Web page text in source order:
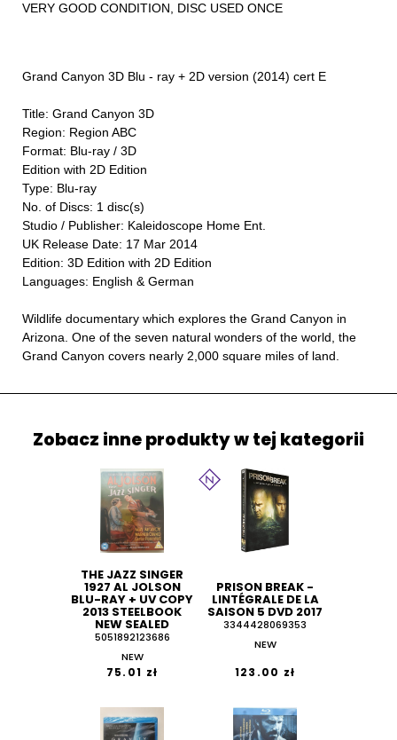
VERY GOOD CONDITION, DISC USED ONCE
Grand Canyon 3D Blu - ray + 2D version (2014) cert E
Title: Grand Canyon 3D
Region: Region ABC
Format: Blu-ray / 3D
Edition with 2D Edition
Type: Blu-ray
No. of Discs: 1 disc(s)
Studio / Publisher: Kaleidoscope Home Ent.
UK Release Date: 17 Mar 2014
Edition: 3D Edition with 2D Edition
Languages: English & German
Wildlife documentary which explores the Grand Canyon in
Arizona. One of the seven natural wonders of the world, the
Grand Canyon covers nearly 2,000 square miles of land.
Zobacz inne produkty w tej kategorii
THE JAZZ SINGER
1927 AL JOLSON
BLU-RAY + UV COPY
2013 STEELBOOK
NEW SEALED
5051892123686
NEW
75.01 zł
PRISON BREAK -
LINTÉGRALE DE LA
SAISON 5 DVD 2017
3344428069353
NEW
123.00 zł